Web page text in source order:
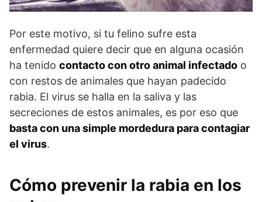
Por este motivo, si tu felino sufre esta
enfermedad quiere decir que en alguna ocasión
ha tenido contacto con otro animal infectado o
con restos de animales que hayan padecido
rabia. El virus se halla en la saliva y las
secreciones de estos animales, es por eso que
basta con una simple mordedura para contagiar
el virus.
Cómo prevenir la rabia en los